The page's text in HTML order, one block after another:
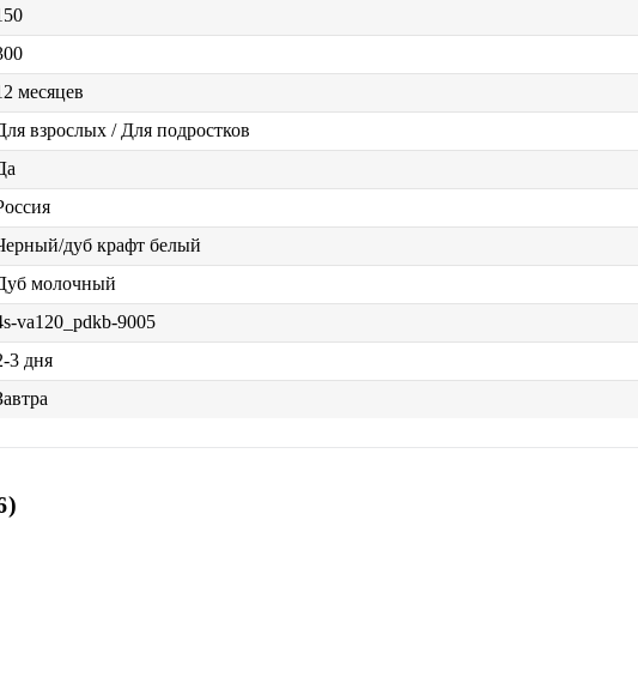
месяцев
взрослых / Для подростков
дуб крафт белый
молочный
va120_pdkb-9005
3 дня